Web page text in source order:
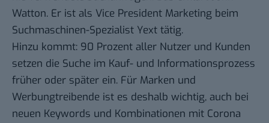
Watton. Er ist als Vice President Marketing beim
Suchmaschinen-Spezialist Yext tätig.
Hinzu kommt: 90 Prozent aller Nutzer und Kunden
setzen die Suche im Kauf- und Informationsprozess
früher oder später ein. Für Marken und
Werbungtreibende ist es deshalb wichtig, auch bei
neuen Keywords und Kombinationen mit Corona